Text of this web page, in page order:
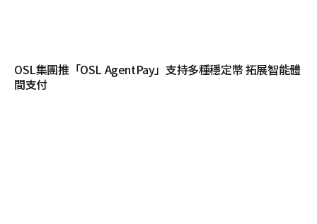
OSL集團推「OSL AgentPay」支持多種穩定幣 拓展智能體
間支付